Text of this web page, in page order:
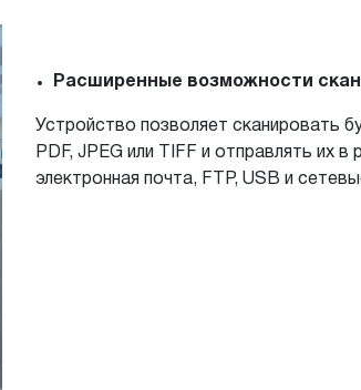
Расширенные возможности
Устройство позволяет сканировать
PDF, JPEG или TIFF и отправлять их в
электронная почта, FTP, USB и